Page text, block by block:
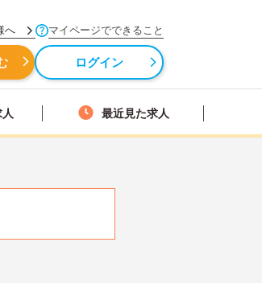
へ マイページでできること
ログイン
最近見た求人